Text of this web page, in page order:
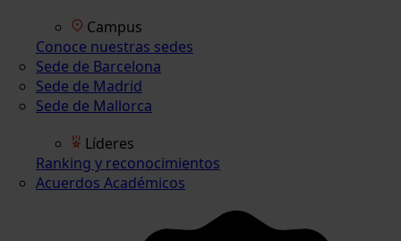
Campus
Conoce nuestras sedes
Sede de Barcelona
Sede de Madrid
Sede de Mallorca
Líderes
Ranking y reconocimientos
Acuerdos Académicos